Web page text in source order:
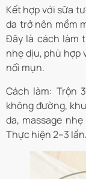
Kết hợp với sữa
da trở nên mềm
Đây là cách làm
nhẹ dịu, phù hợp
nổi mụn.
Cách làm: Trộn
không đường,
da, massage
Thực hiện 2–3